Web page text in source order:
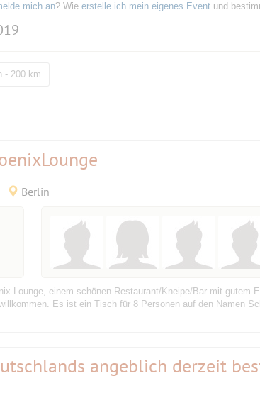
mich an? Wie erstelle ich mein eigenes Event und
- 200 km
Berlin
Lounge, einem schönen Restaurant/Kneipe/Bar mit gutem
Es ist ein Tisch für 8 Personen auf den Namen
angeblich derzeit